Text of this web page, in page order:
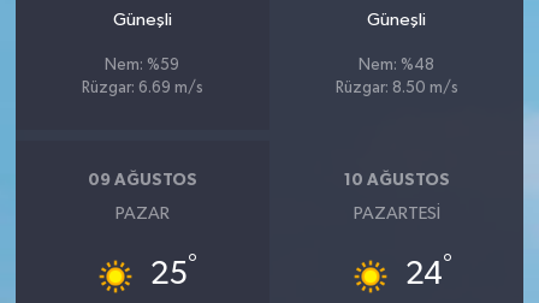
Güneşli
Nem: %59
Rüzgar: 6.69 m/s
Güneşli
Nem: %48
Rüzgar: 8.50 m/s
09 AĞUSTOS
PAZAR
25°
10 AĞUSTOS
PAZARTESI
24°